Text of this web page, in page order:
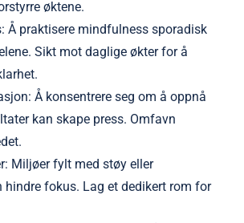
øktene.
Å praktisere mindfulness sporadisk
Sikt mot daglige økter for å
Å konsentrere seg om å oppnå
kan skape press. Omfavn
Miljøer fylt med støy eller
hindre fokus. Lag et dedikert rom for